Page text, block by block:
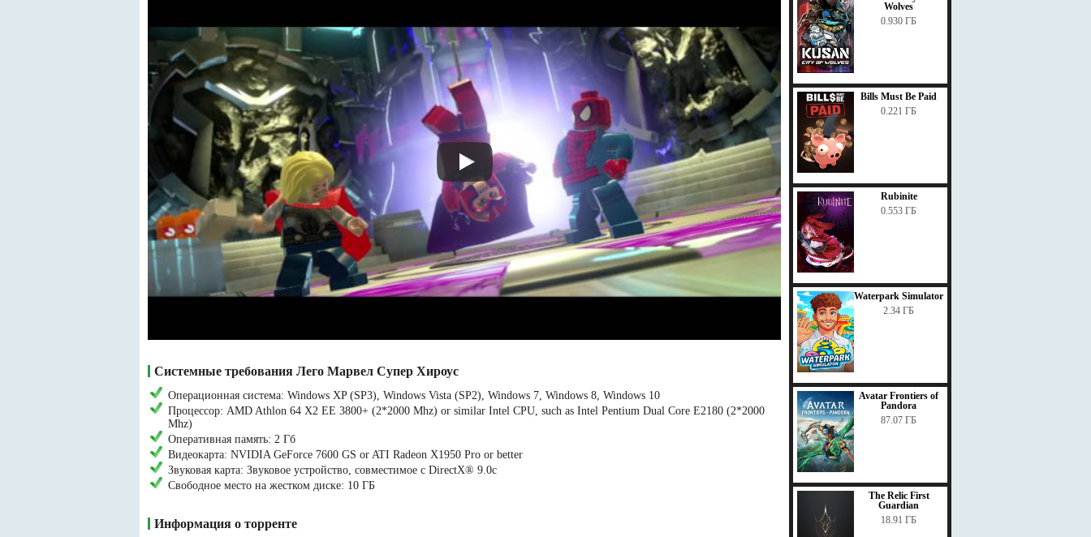
Системные требования Лего Марвел Супер Хироус
Операционная система: Windows XP (SP3), Windows Vista (SP2), Windows 7, Windows 8, Windows 10
Процессор: AMD Athlon 64 X2 EE 3800+ (2*2000 Mhz) or similar Intel CPU, such as Intel Pentium Dual Core E2180 (2*2000
Mhz)
Оперативная память: 2 Гб
Видеокарта: NVIDIA GeForce 7600 GS or ATI Radeon X1950 Pro or better
Звуковая карта: Звуковое устройство, совместимое с DirectX® 9.0с
Свободное место на жестком диске: 10 ГБ
Информация о торренте
Wolves
0.930 ГБ
Bills Must Be Paid
0.221 ГБ
Rubinite
0.553 ГБ
Waterpark Simulator
2.34 ГБ
Avatar Frontiers of
Pandora
87.07 ГБ
The Relic First
Guardian
18.91 ГБ